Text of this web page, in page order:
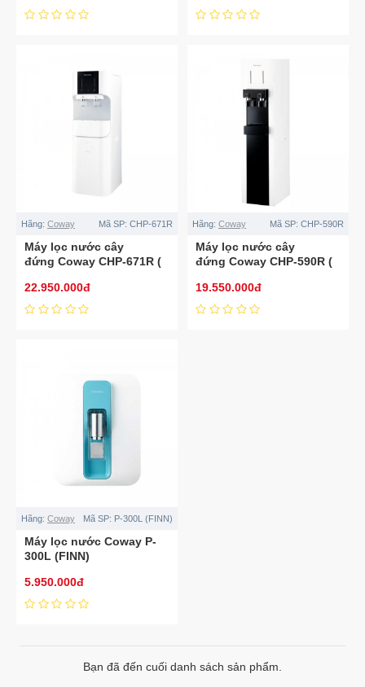
Hãng: Coway Mã SP: CHP-671R
Máy lọc nước cây
đứng Coway CHP-671R (
22.950.000đ
Hãng: Coway Mã SP: CHP-590R
Máy lọc nước cây
đứng Coway CHP-590R (
19.550.000đ
Hãng: Coway Mã SP: P-300L (FINN)
Máy lọc nước Coway P-
300L (FINN)
5.950.000đ
Bạn đã đến cuối danh sách sản phẩm.